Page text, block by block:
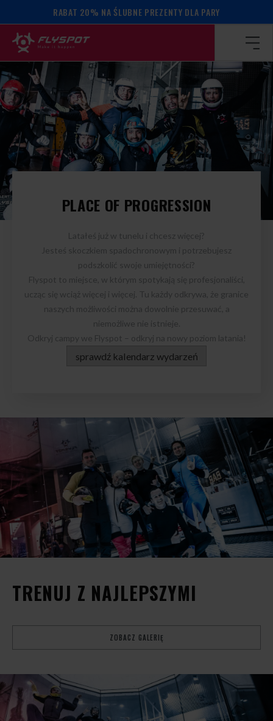
RABAT 20% NA ŚLUBNE PREZENTY DLA PARY
Strona główna / Oferta dla profesjonalistów / Campy we
CAMPY WE FLYSPOT
PLACE OF PROGRESSION
Latałeś już w tunelu i chcesz więcej?
Jesteś skoczkiem spadochronowym i potrzebujesz
podszkolić swoje umiejętności?
Flyspot to miejsce, w którym spotykają się profesjonaliści,
ucząc się wciąż więcej i więcej. Tu każdy odkrywa, że granice
naszych możliwości można dowolnie przesuwać, a
niemożliwe nie istnieje.
Odkryj campy we Flyspot – odkryj na nowy poziom latania!
sprawdź kalendarz wydarzeń
TRENUJ Z NAJLEPSZYMI
ZOBACZ GALERIĘ